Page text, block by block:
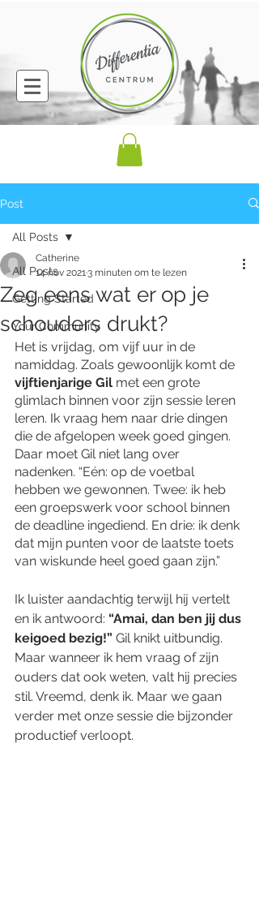
Post
All Posts
Getting Started
Your Community
All Posts
Zeg eens wat er op je
schouders drukt?
Catherine
14 nov 2021 3 minuten om te lezen
Het is vrijdag, om vijf uur in de
namiddag. Zoals gewoonlijk komt de
vijftienjarige Gil met een grote
glimlach binnen voor zijn sessie leren
leren. Ik vraag hem naar drie dingen
die de afgelopen week goed gingen.
Daar moet Gil niet lang over
nadenken. “Eén: op de voetbal
hebben we gewonnen. Twee: ik heb
een groepswerk voor school binnen
de deadline ingediend. En drie: ik denk
dat mijn punten voor de laatste toets
van wiskunde heel goed gaan zijn.”
Ik luister aandachtig terwijl hij vertelt
en ik antwoord: “Amai, dan ben jij dus
keigoed bezig!” Gil knikt uitbundig.
Maar wanneer ik hem vraag of zijn
ouders dat ook weten, valt hij precies
stil. Vreemd, denk ik. Maar we gaan
verder met onze sessie die bijzonder
productief verloopt.